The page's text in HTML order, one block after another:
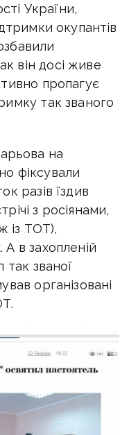
України,
окупантів
він досі живе
пропагує
так званого
на
фіксували
разів їздив
з росіянами,
із ТОТ),
в захопленій
так званої
організовані